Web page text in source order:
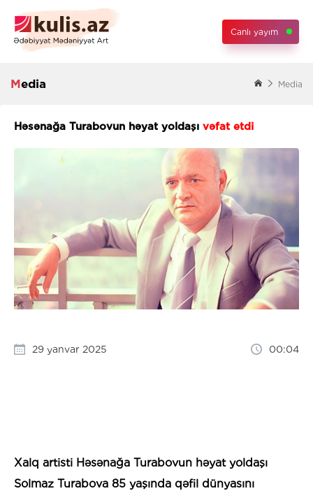
Canlı yayım
Media Media
Həsənağa Turabovun həyat yoldaşı vəfat etdi
29 yanvar 2025 00:04
Xalq artisti Həsənağa Turabovun həyat yoldaşı
Solmaz Turabova 85 yaşında qəfil dünyasını